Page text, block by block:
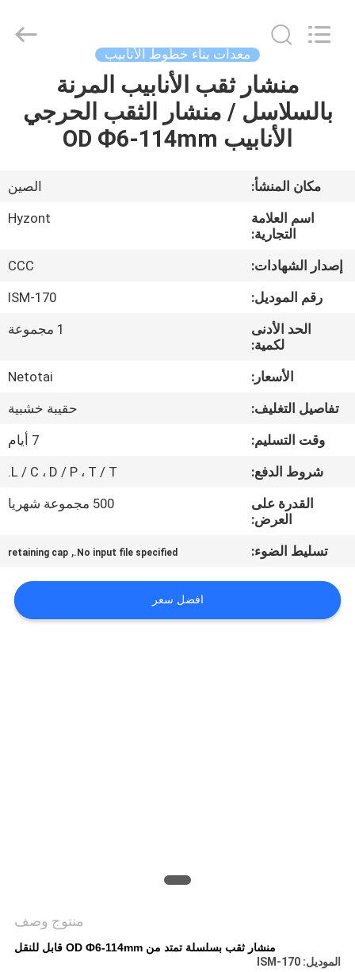
منتجات
أشرطة
فيديو
معلومات
جولة
المعمل
رقابة
جودة
اقتباس
خريطة
الموقع
Technologies
Co.,Ltd..
معدات بناء خطوط الأنابيب
منشار ثقب الأنابيب المرنة
بالسلاسل / منشار الثقب الحرجي
الأنابيب OD Ф6-114mm
مكان المنشأ:
الصين
اسم العلامة
التجارية:
Hyzont
إصدار الشهادات:
CCC
رقم الموديل:
ISM-170
الحد الأدنى
لكمية:
1 مجموعة
الأسعار:
Netotai
تفاصيل التغليف:
حقيبة خشبية
وقت التسليم:
7 أيام
شروط الدفع:
L / C ، D / P ، T / T.
القدرة على
العرض:
500 مجموعة شهريا
تسليط الضوء: No input file specified.
,
retaining cap
افضل سعر
منتوج وصف
منشار ثقب بسلسلة تمتد من OD Ф6-114mm قابل للنقل
الموديل: ISM-170